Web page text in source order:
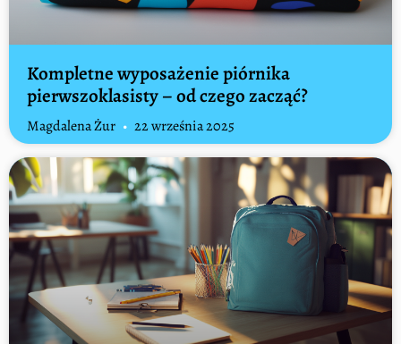
Kompletne wyposażenie piórnika
pierwszoklasisty – od czego zacząć?
Magdalena Żur 22 września 2025